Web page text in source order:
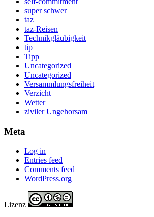
super schwer
taz
taz-Reisen
Technikgläubigkeit
tip
Tipp
Uncategorized
Uncategorized
Versammlungsfreiheit
Verzicht
Wetter
ziviler Ungehorsam
Meta
Log in
Entries feed
Comments feed
WordPress.org
Lizenz